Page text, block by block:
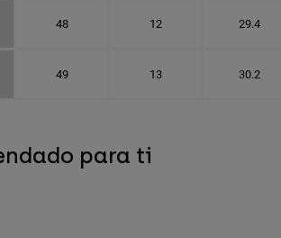
48 12 29.4
49 13 30.2
para ti